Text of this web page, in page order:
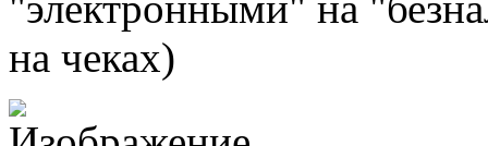
на чеках)